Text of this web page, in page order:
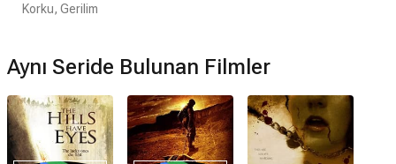
Terkediş
Korku, Gerilim
Aynı Seride Bulunan Filmler